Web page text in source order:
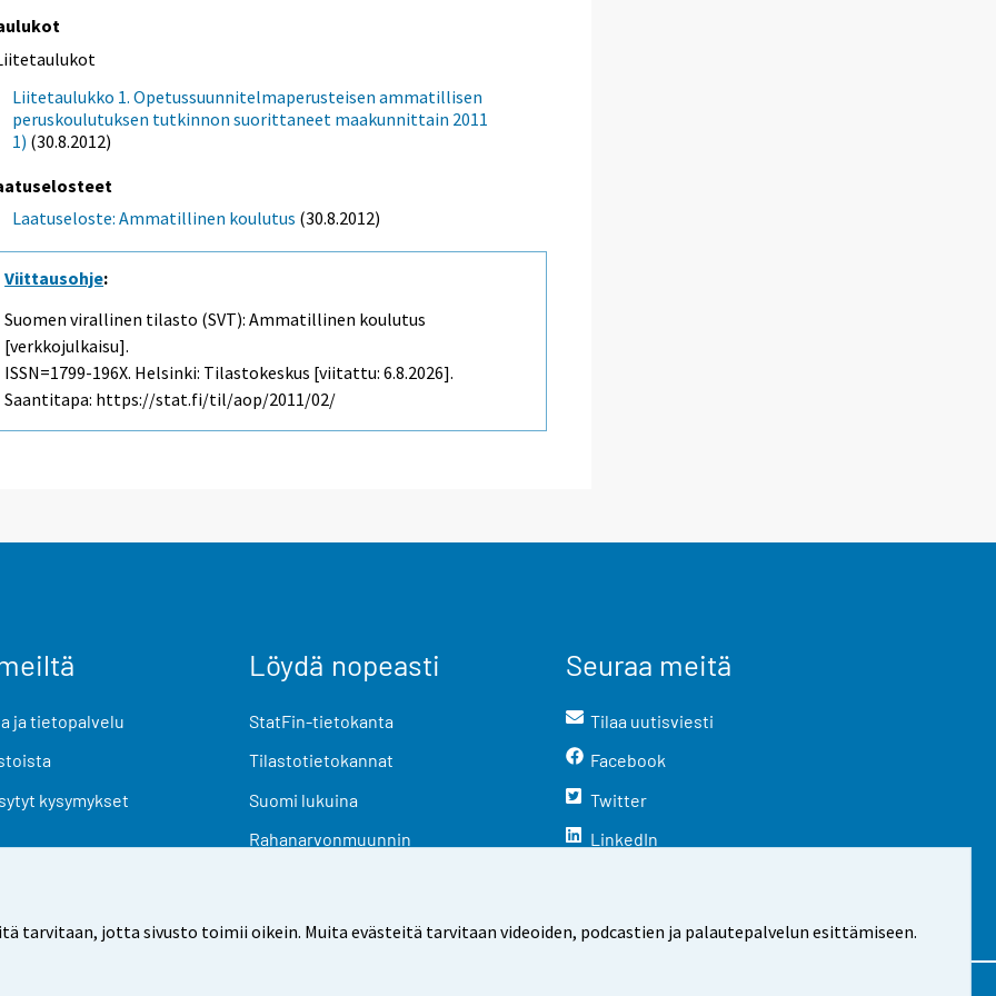
tarvitaan, jotta sivusto toimii oikein. Muita evästeitä tarvitaan videoiden, podcastien ja palautepalvelun esittämiseen.
Liitetaulukko 1. Opetussuunnitelmaperusteisen ammatillisen
peruskoulutuksen tutkinnon suorittaneet maakunnittain 2011
1) (30.8.2012)
Laatuseloste: Ammatillinen koulutus (30.8.2012)
Viittausohje:
Suomen virallinen tilasto (SVT): Ammatillinen koulutus
[verkkojulkaisu].
ISSN=1799-196X. Helsinki: Tilastokeskus [viitattu: 6.8.2026].
Saantitapa: https://stat.fi/til/aop/2011/02/
ja tietopalvelu
kysymykset
Löydä nopeasti
StatFin-tietokanta
Tilastotietokannat
Suomi lukuina
Rahanarvonmuunnin
Seuraa meitä
Tilaa uutisviesti
Facebook
Twitter
LinkedIn